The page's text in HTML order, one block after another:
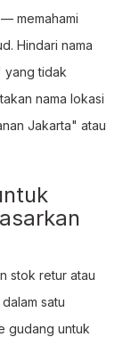
memahami
Hindari nama
yang tidak
nama lokasi
Jakarta" atau
stok retur atau
satu
gudang untuk